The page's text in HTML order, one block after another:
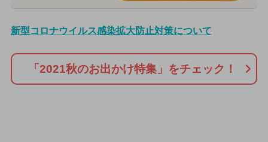
新型コロナウイルス感染拡大防止対策について
「2021秋のお出かけ特集」をチェック！